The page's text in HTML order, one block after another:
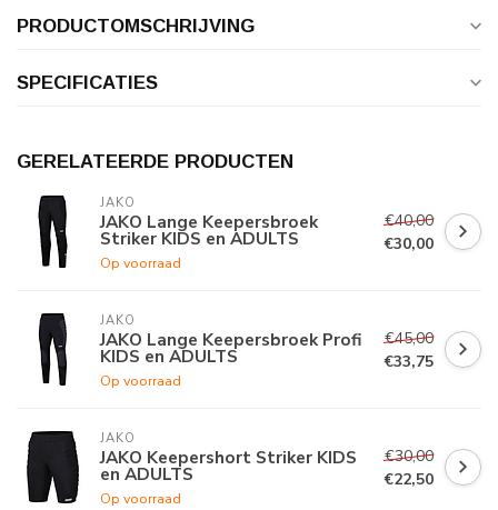
PRODUCTOMSCHRIJVING
SPECIFICATIES
GERELATEERDE PRODUCTEN
JAKO
JAKO Lange Keepersbroek
Striker KIDS en ADULTS
Op voorraad
€40,00
€30,00
JAKO
JAKO Lange Keepersbroek Profi
KIDS en ADULTS
Op voorraad
€45,00
€33,75
JAKO
JAKO Keepershort Striker KIDS
en ADULTS
Op voorraad
€30,00
€22,50